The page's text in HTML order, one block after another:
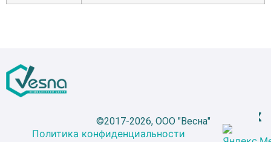
©2017-2026, ООО "Весна"
Политика конфиденциальности